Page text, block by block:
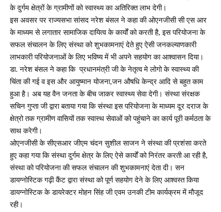
के दुर्गम क्षेत्रों के ग्रामीणों को स्वास्थ्य का अतिरिक्त लाभ देगी।
इस अवसर पर राज्यसभा सांसद नरेश बंसल ने कहा की ओएनजीसी सी एस आर
के माध्यम से लगातार सामाजिक दायित्व के कार्यों को करती है, इस परियोजना के
सफल संचालन के लिए संस्था को शुभकामनाएं देते हुए ऐसी जनकल्याणकारी
लाभकारी परियोजनाओं के लिए भविष्य में भी अपने सहयोग का आश्वासन दिया।
डा. नरेश बंसल ने कहा कि प्रधानमंत्री जी के नेतृत्व मे लोगो के स्वास्थ्य की
चिंता की गई व इस और आयुष्मान योजना,जन औषधि केन्द्र आदि से बहुत काम
हुआ है। अब यह वैन जनता के बीच जाकर स्वास्थ्य सेवा देगी। संस्था संरक्षक
सचिन गुप्ता जी द्वारा बताया गया कि संस्था इस परियोजना के माध्यम दूर दराज के
क्षेत्रो तक ग्रामीण वासियों तक स्वास्थ सेवाओं को पहुंचाने का कार्य पूरी कर्मठता के
साथ करेगी।
ओएनजीसी के सीएसआर जीएम चंदन सुशील साजन ने संस्था की प्रशंसा करते
हुए कहा गया कि संस्था दुर्गम क्षेत्र के लिए ऐसे कार्यों को निरंतर करती आ रही है,
संस्था को परियोजना की सफल संचालन की शुभकामनाएं देता दी। सन
डायग्नोस्टिक गढ़ी कैंट द्वारा संस्था को पूर्ण सहयोग देने के लिए आश्वस्त किया
डायग्नोस्टिक के डायरेक्टर मोहन सिंह जी एवम उनकी टीम कार्यक्रम में मौजूद
रही।